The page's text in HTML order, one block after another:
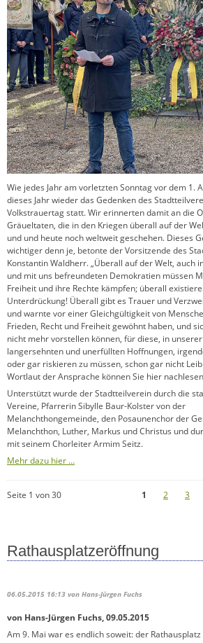
Wie jedes Jahr am vorletzten Sonntag vor dem 1.
dieses Jahr wieder das Gedenken des
Volkstrauertag statt. Wir erinnerten damit an die
Gräueltaten, die in den Kriegen überall auf der
und und heute noch weltweit geschehen. Dieses
wichtiger denn je, betonte der Vorsitzende des
Konstantin Waldherr. „Überall auf der Welt, auch
und mit uns befreundeten Demokratien müssen
Freiheit und ihre Rechte kämpfen; überall
Unterdrückung! Überall gibt es Trauer und
und warnte vor einer Gleichgültigkeit von
Frieden, Recht und Freiheit gewöhnt haben, und
nicht mehr vorstellen können, für diese, in
langersehnten und unerfüllten Hoffnungen,
oder gar riskieren zu müssen, schon gar nicht Leib
Wortlaut der Ansprache können Sie hier
Unterstützt wurde der Stadtteilverein durch die
Vereine, Pfarrerin Sibylle Baur-Kolster von der
Melanchthongemeinde, den Posaunenchor der
Melanchthon, Luther, Markus und Christus und
mit seinem Chorleiter Armim Seitz.
Mehr dazu hier …
Seite 1 von 30 1 2 3
Rathausplatzeröffnung
06.05.2015 16:13 von Hans-Jürgen Fuchs
von Hans-Jürgen Fuchs, 09.05.2015
Am 9. Mai war es endlich soweit: der